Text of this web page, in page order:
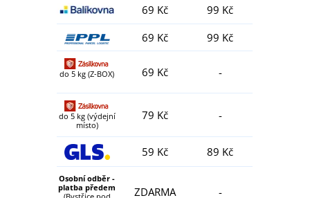
69 Kč
99 Kč
69 Kč
99 Kč
do 5 kg (Z-BOX) 69 Kč -
do 5 kg (výdejní
místo)
79 Kč -
59 Kč 89 Kč
Osobní odběr -
platba předem
ZDARMA -